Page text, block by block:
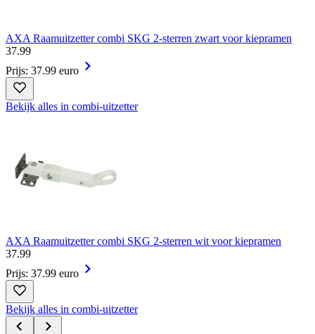
AXA Raamuitzetter combi SKG 2-sterren zwart voor kiepramen
37.99
Prijs: 37.99 euro
Bekijk alles in combi-uitzetter
AXA Raamuitzetter combi SKG 2-sterren wit voor kiepramen
37.99
Prijs: 37.99 euro
Bekijk alles in combi-uitzetter